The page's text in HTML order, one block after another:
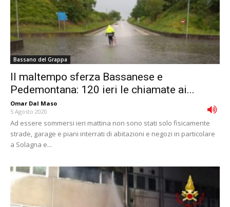
Bassano del Grappa
Il maltempo sferza Bassanese e
Pedemontana: 120 ieri le chiamate ai...
Omar Dal Maso -
5 Agosto 2020
Ad essere sommersi ieri mattina non sono stati solo fisicamente
strade, garage e piani interrati di abitazioni e negozi in particolare
a Solagna e...